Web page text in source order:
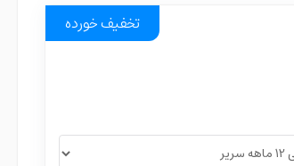
تخفیف خورده